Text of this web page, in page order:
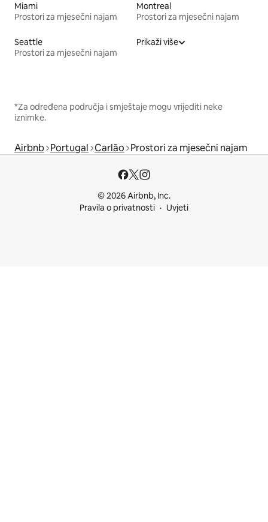
Miami
Prostori za mjesečni najam
Montreal
Prostori za mjesečni najam
Seattle
Prostori za mjesečni najam
Prikaži više
*Za određena područja i smještaje mogu vrijediti neke
iznimke.
Airbnb Portugal Carlão Prostori za mjesečni najam
© 2026 Airbnb, Inc.
Pravila o privatnosti
Uvjeti